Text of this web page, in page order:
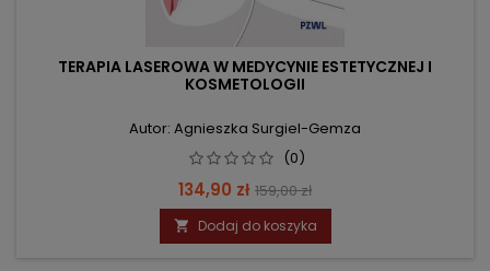
TERAPIA LASEROWA W MEDYCYNIE ESTETYCZNEJ I
KOSMETOLOGII
Autor: Agnieszka Surgiel-Gemza
(0)
Cena
134,90 zł Cena
podstawowa
159,00 zł
 Dodaj do koszyka